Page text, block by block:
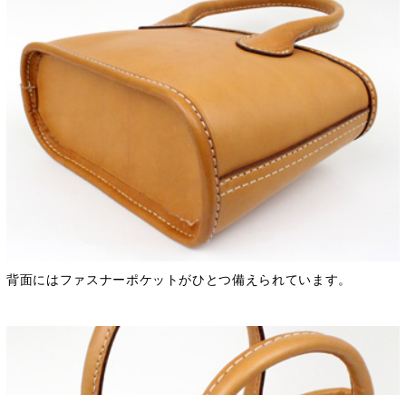
背面にはファスナーポケットがひとつ備えられています。